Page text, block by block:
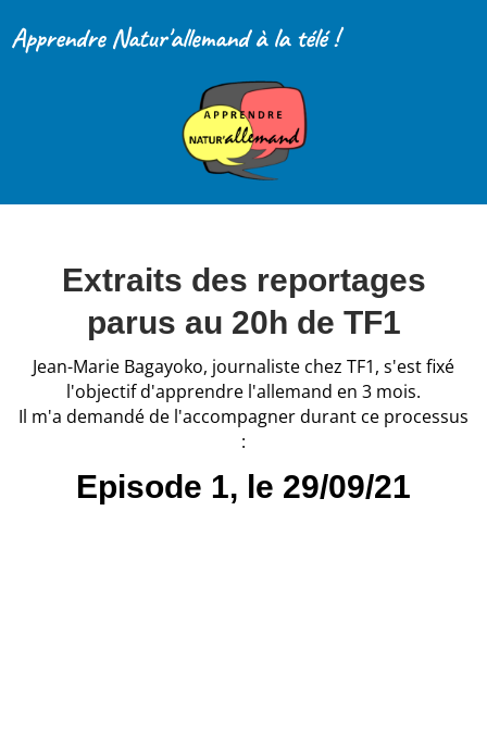
Apprendre Natur'allemand à la télé !
Extraits des reportages
parus au 20h de TF1
Jean-Marie Bagayoko, journaliste chez TF1, s'est fixé
l'objectif d'apprendre l'allemand en 3 mois.
Il m'a demandé de l'accompagner durant ce processus
:
Episode 1, le 29/09/21